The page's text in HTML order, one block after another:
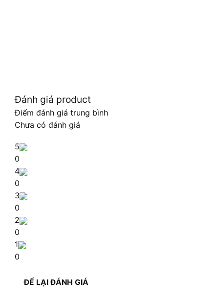
Đánh giá product
Điểm đánh giá trung bình
Chưa có đánh giá
5
0
4
0
3
0
2
0
1
0
ĐỂ LẠI ĐÁNH GIÁ